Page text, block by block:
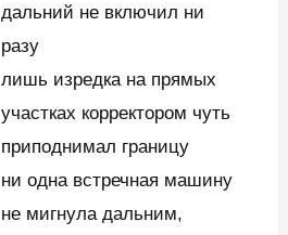
дальний не включил ни
разу
лишь изредка на прямых
участках корректором чуть
приподнимал границу
ни одна встречная машину
не мигнула дальним,